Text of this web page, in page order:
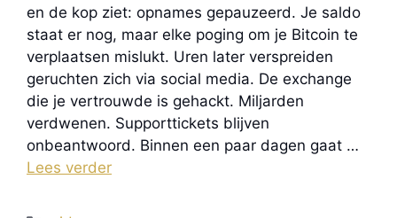
en de kop ziet: opnames gepauzeerd. Je saldo
staat er nog, maar elke poging om je Bitcoin te
verplaatsen mislukt. Uren later verspreiden
geruchten zich via social media. De exchange
die je vertrouwde is gehackt. Miljarden
verdwenen. Supporttickets blijven
onbeantwoord. Binnen een paar dagen gaat …
Lees verder